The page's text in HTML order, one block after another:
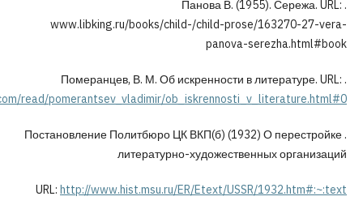
. Панова В. (1955).
www.libking.ru/books/child-/child-prose/
panova-
https://royallib.com/read/pomerantsev_vladimir/
. Постановление Политбюро ЦК ВКП(б) (1932) О
литературно-художественных
URL:http://www.hist.msu.ru/ER/Etext/USSR/